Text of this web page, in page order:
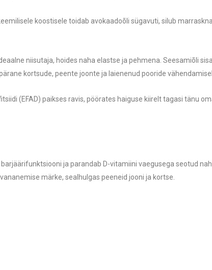
koostisele toidab avokaadoõli sügavuti, silub
niisutaja, hoides naha elastse ja pehmena. Seesamiõli
kortsude, peente joonte ja laienenud pooride
(EFAD) paikses ravis, pöörates haiguse kiirelt tagasi tänu
ja parandab D-vitamiini vaegusega seotud
märke, sealhulgas peeneid jooni ja kortse.